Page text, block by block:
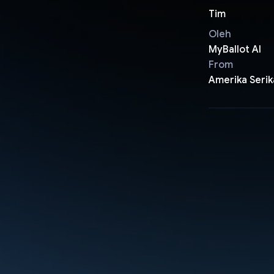
Tim
Oleh
MyBallot AI
From
Amerika